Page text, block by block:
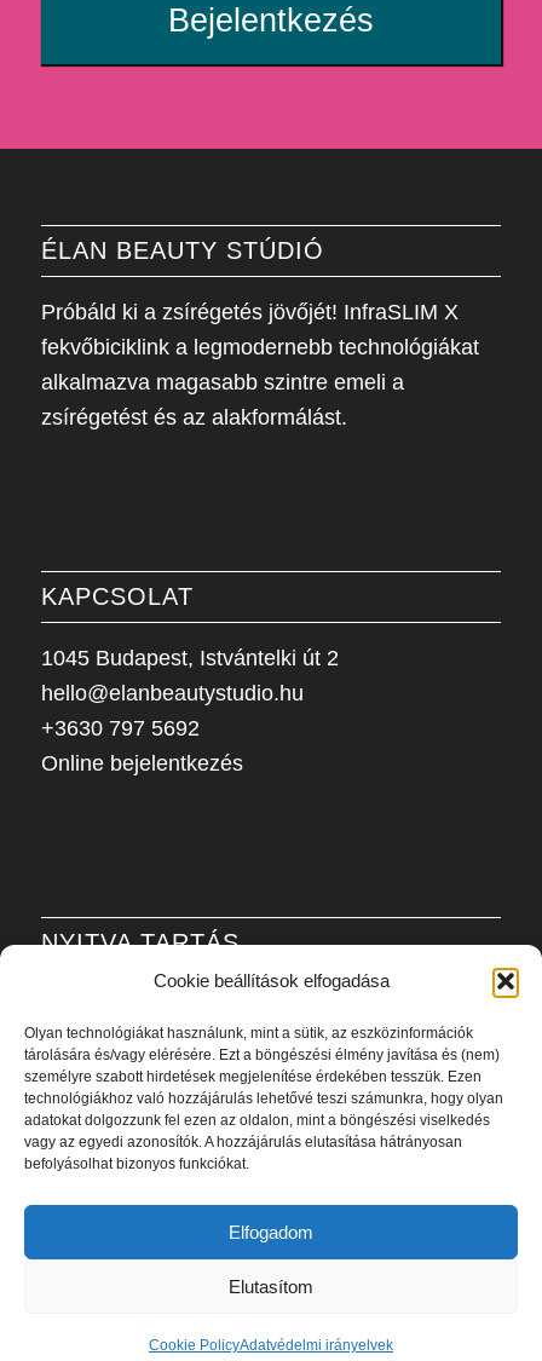
Cookie beállítások elfogadása
Olyan technológiákat használunk, mint a sütik, az eszközinformációk
tárolására és/vagy elérésére. Ezt a böngészési élmény javítása és (nem)
személyre szabott hirdetések megjelenítése érdekében tesszük. Ezen
technológiákhoz való hozzájárulás lehetővé teszi számunkra, hogy olyan
adatokat dolgozzunk fel ezen az oldalon, mint a böngészési viselkedés
vagy az egyedi azonosítók. A hozzájárulás elutasítása hátrányosan
befolyásolhat bizonyos funkciókat.
Elfogadom
Elutasítom
Cookie PolicyAdatvédelmi irányelvek
Bejelentkezés
ÉLAN BEAUTY STÚDIÓ
Próbáld ki a zsírégetés jövőjét! InfraSLIM X
fekvőbiciklink a legmodernebb technológiákat
alkalmazva magasabb szintre emeli a
zsírégetést és az alakformálást.
KAPCSOLAT
1045 Budapest, Istvántelki út 2
hello@elanbeautystudio.hu
+3630 797 5692
Online bejelentkezés
NYITVA TARTÁS
Sz: 8:00-20:00
V: 8:00-20:00
Adatvédelmi szabályzat
2023 - Élan Beauty Stúdió © - Készítette:marketingszemlelet.hu
Cookie Policy (EU)